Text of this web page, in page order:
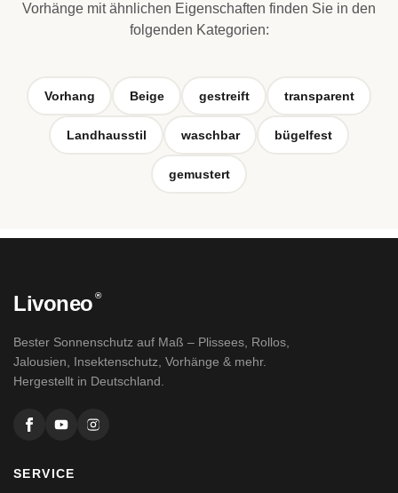
Vorhänge mit ähnlichen Eigenschaften finden Sie in den
folgenden Kategorien:
Vorhang Beige gestreift transparent
Landhausstil waschbar bügelfest
gemustert
Livoneo ®
Bester Sonnenschutz auf Maß – Plissees, Rollos,
Jalousien, Insektenschutz, Vorhänge & mehr.
Hergestellt in Deutschland.
SERVICE